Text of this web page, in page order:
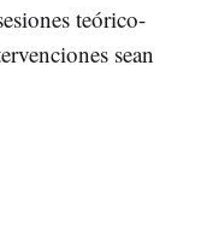
teórico-
sean